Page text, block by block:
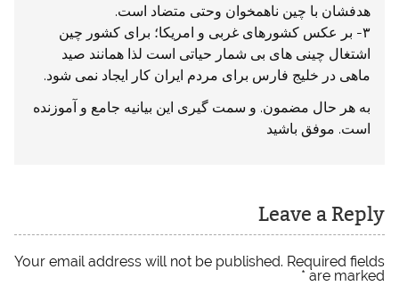
هدفشان با چین ناهمخوان وحتی متضاد است.
۳- بر عکس کشورهای غربی و امریکا؛ برای کشور چین
اشتغال چینی های بی شمار حیاتی است لذا همانند صید
ماهی در خلیج فارس برای مردم ایران کار ایجاد نمی شود.
به هر حال مضمون. و سمت گیری این بیانیه جامع و آموزنده
است. موفق باشید
Leave a Reply
Your email address will not be published. Required fields
are marked
*